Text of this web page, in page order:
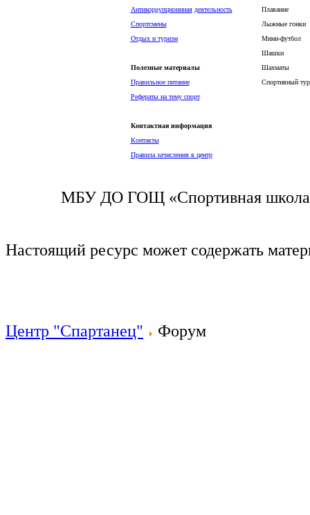
Антикоррупционнная деятельность
Спортсмены
Отдых и туризм
Полезные материалы
Правильное питание
Рефераты на тему спорт
Контактная информация
Контакты
Правила зачисления в центр
Плавание
Лыжные гонки
Мини-футбол
Шашки
Шахматы
Спортивный
МБУ ДО ГОЩ «Спортивная школа
Настоящий ресурс может содержать
Центр "Спартанец" Форум